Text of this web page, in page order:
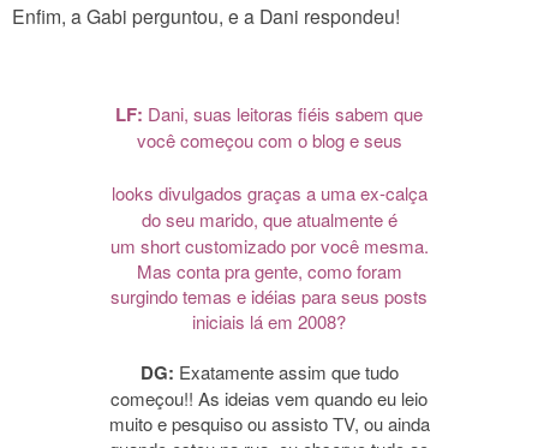
Enfim, a Gabi perguntou, e a Dani respondeu!
LF: Dani, suas leitoras fiéis sabem que
você começou com o blog e seus
looks divulgados graças a uma ex-calça
do seu marido, que atualmente é
um short customizado por você mesma.
Mas conta pra gente, como foram
surgindo temas e idéias para seus posts
iniciais lá em 2008?
DG: Exatamente assim que tudo
começou!! As ideias vem quando eu leio
muito e pesquiso ou assisto TV, ou ainda